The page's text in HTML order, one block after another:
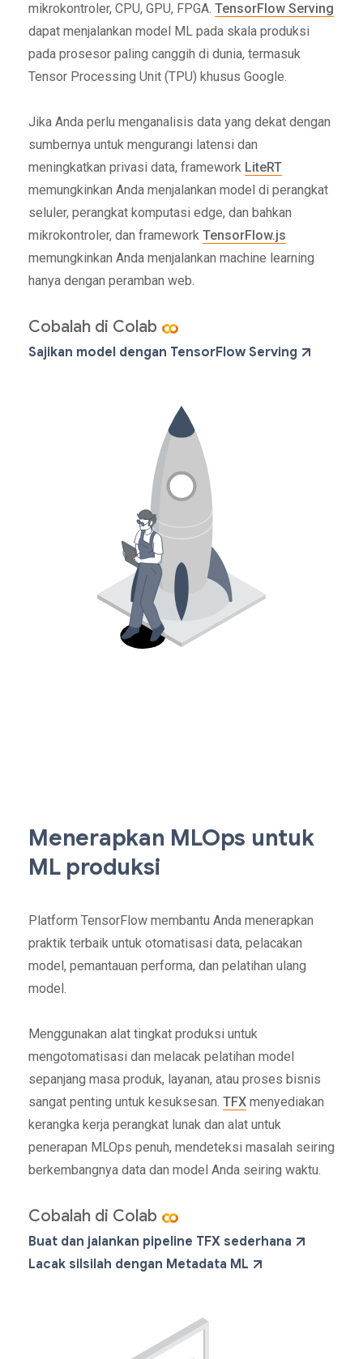
mikrokontroler, CPU, GPU, FPGA. TensorFlow Serving
dapat menjalankan model ML pada skala produksi
pada prosesor paling canggih di dunia, termasuk
Tensor Processing Unit (TPU) khusus Google.
Jika Anda perlu menganalisis data yang dekat dengan
sumbernya untuk mengurangi latensi dan
meningkatkan privasi data, framework LiteRT
memungkinkan Anda menjalankan model di perangkat
seluler, perangkat komputasi edge, dan bahkan
mikrokontroler, dan framework TensorFlow.js
memungkinkan Anda menjalankan machine learning
hanya dengan peramban web.
Cobalah di Colab
Sajikan model dengan TensorFlow Serving
Menerapkan MLOps untuk
ML produksi
Platform TensorFlow membantu Anda menerapkan
praktik terbaik untuk otomatisasi data, pelacakan
model, pemantauan performa, dan pelatihan ulang
model.
Menggunakan alat tingkat produksi untuk
mengotomatisasi dan melacak pelatihan model
sepanjang masa produk, layanan, atau proses bisnis
sangat penting untuk kesuksesan. TFX menyediakan
kerangka kerja perangkat lunak dan alat untuk
penerapan MLOps penuh, mendeteksi masalah seiring
berkembangnya data dan model Anda seiring waktu.
Cobalah di Colab
Buat dan jalankan pipeline TFX sederhana
Lacak silsilah dengan Metadata ML